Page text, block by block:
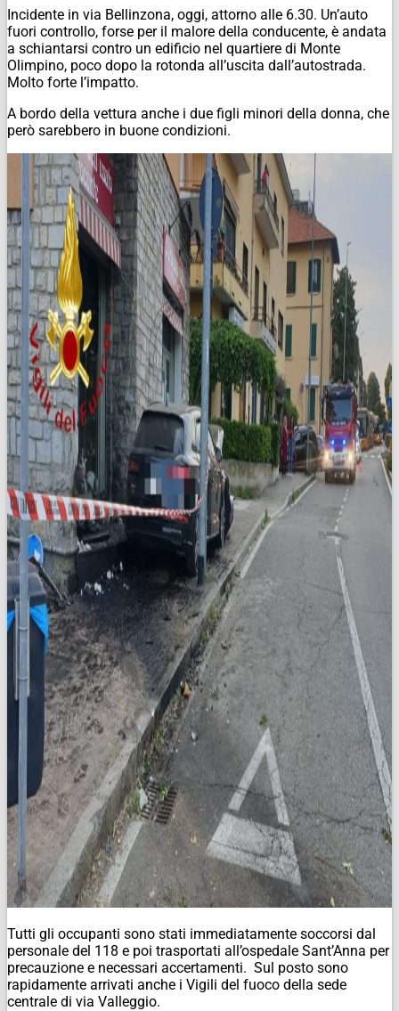
Incidente in via Bellinzona, oggi, attorno alle 6.30. Un’auto
fuori controllo, forse per il malore della conducente, è andata
a schiantarsi contro un edificio nel quartiere di Monte
Olimpino, poco dopo la rotonda all’uscita dall’autostrada.
Molto forte l’impatto.
A bordo della vettura anche i due figli minori della donna, che
però sarebbero in buone condizioni.
Tutti gli occupanti sono stati immediatamente soccorsi dal
personale del 118 e poi trasportati all’ospedale Sant’Anna per
precauzione e necessari accertamenti. Sul posto sono
rapidamente arrivati anche i Vigili del fuoco della sede
centrale di via Valleggio.